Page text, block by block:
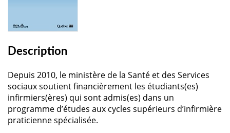
Description
Depuis 2010, le ministère de la Santé et des Services
sociaux soutient financièrement les étudiants(es)
infirmiers(ères) qui sont admis(es) dans un
programme d’études aux cycles supérieurs d’infirmière
praticienne spécialisée.